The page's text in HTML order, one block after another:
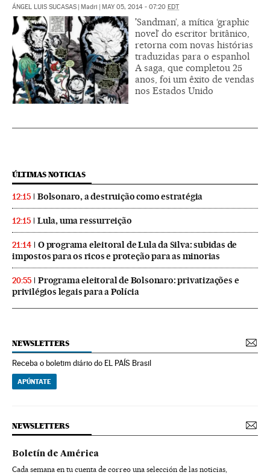
ÁNGEL LUIS SUCASAS | Madri | MAY 05, 2014 - 07:20 EDT
'Sandman’, a mítica ‘graphic
novel’ do escritor britânico,
retorna com novas histórias
traduzidas para o espanhol
A saga, que completou 25
anos, foi um êxito de vendas
nos Estados Unido
ÚLTIMAS NOTICIAS
12:15 Bolsonaro, a destruição como estratégia
12:15 Lula, uma ressurreição
21:14
O programa eleitoral de Lula da Silva: subidas de
impostos para os ricos e proteção para as minorias
20:55
Programa eleitoral de Bolsonaro: privatizações e
privilégios legais para a Polícia
NEWSLETTERS
Receba o boletim diário do EL PAÍS Brasil
APÚNTATE
NEWSLETTERS
Boletín de América
Cada semana en tu cuenta de correo una selección de las noticias,